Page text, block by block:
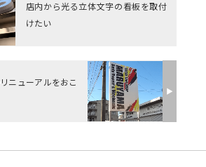
店内から光る立体文字の看板を取付
けたい
ニューアルをおこ
▶︎